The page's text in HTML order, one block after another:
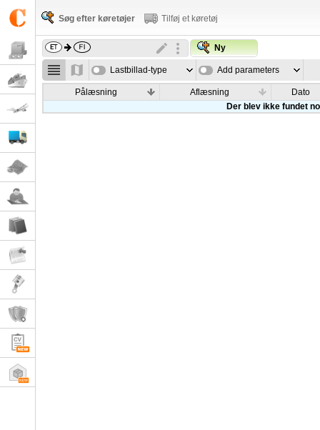
Søg efter køretøjer Tilføj et køretøj
Ny
Lastbillad-type Add parameters
Pålæsning Aflæsning
Dato
Der blev ikke fundet